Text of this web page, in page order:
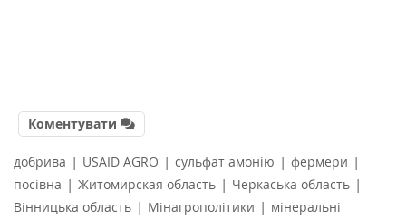
Коментувати
добрива | USAID AGRO | сульфат амонію | фермери |
посівна | Житомирская область | Черкаська область |
Вінницька область | Мінагрополітики | мінеральні